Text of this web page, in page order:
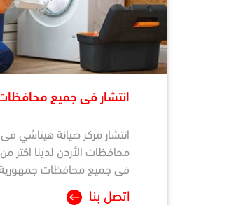
انتشار فى جميع محافظات
انتشار مركز صيانة هيتاشي فى
فى جميع محافظات جمهورية
اتصل بنا